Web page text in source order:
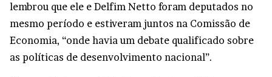
lembrou que ele e Delfim Netto foram deputados no
mesmo período e estiveram juntos na Comissão de
Economia, “onde havia um debate qualificado sobre
as políticas de desenvolvimento nacional”.